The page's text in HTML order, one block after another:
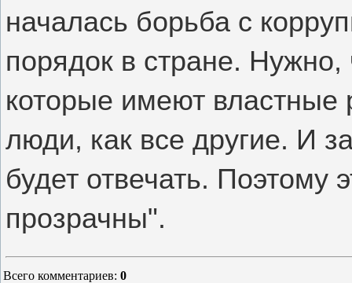
началась борьба с
порядок в стране.
которые имеют властные
люди, как все другие. И
будет отвечать. Поэтому
прозрачны".
Всего комментариев: 0